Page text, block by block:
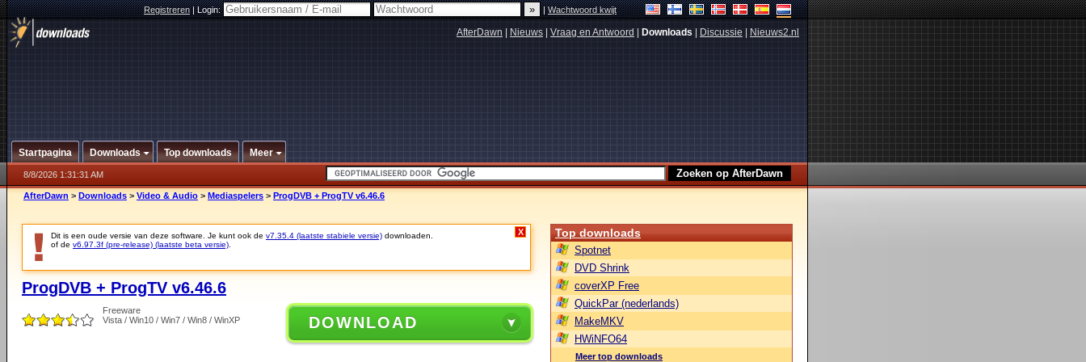
Registreren|Login: |Wachtwoord kwijt
AfterDawn Nieuws Vraag en Antwoord Downloads Discussie Nieuws2.nl
Startpagina Downloads Top downloads Meer
8/8/2026 1:31:31 AM
AfterDawn > Downloads > Video & Audio > Mediaspelers > ProgDVB + ProgTV v6.46.6
Dit is een oude versie van deze software. Je kunt ook de v7.35.4 (laatste stabiele versie) downloaden.
of de v6.97.3f (pre-release) (laatste beta versie)
X
ProgDVB + ProgTV v6.46.6
Freeware
Vista / Win10 / Win7 / Win8 / WinXP
DOWNLOAD
Top downloads
Spotnet
DVD Shrink
coverXP Free
QuickPar (nederlands)
MakeMKV
HWiNFO64
Meer top downloads